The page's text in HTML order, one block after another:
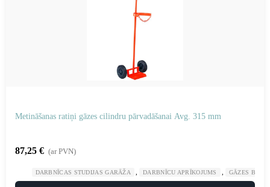
Metināšanas ratiņi gāzes cilindru pārvadāšanai Avg. 315 mm
87,25 € (ar PVN)
DARBNĪCAS STUDIJAS GARĀŽA DARBNĪCU APRĪKOJUMS GĀZES